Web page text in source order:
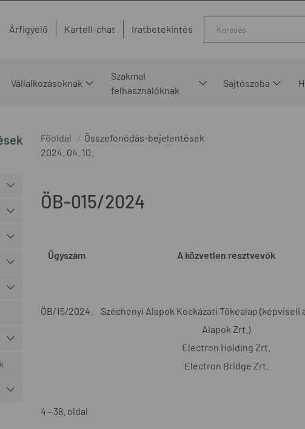
Árfigyelő Kartell-chat Iratbetekintés
Vállalkozásoknak
Szakmai
felhasználóknak
Sajtószoba
Főoldal
Összefonódás-bejelentések
2024. 04. 10.
ÖB-015/2024
Ügyszám A közvetlen résztvevők
ÖB/15/2024.
Széchenyi Alapok Kockázati Tőkealap (képviseli
Alapok Zrt.)
Electron Holding Zrt.
Electron Bridge Zrt.
4 - 38. oldal